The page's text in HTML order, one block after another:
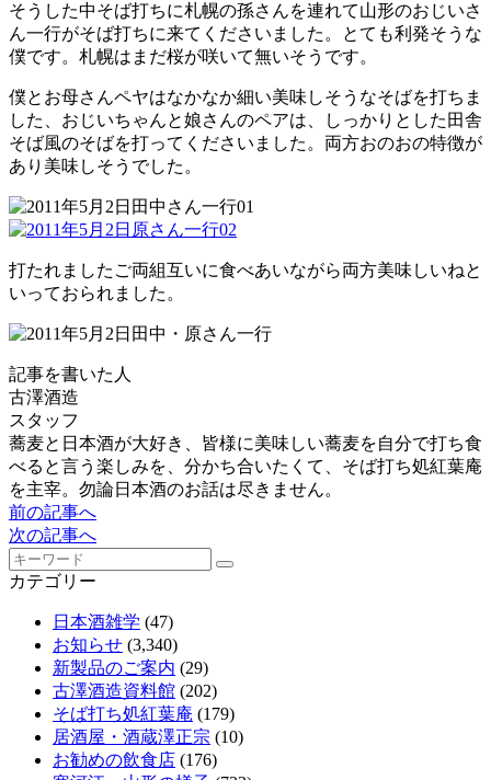
そうした中そば打ちに札幌の孫さんを連れて山形のおじいさ
ん一行がそば打ちに来てくださいました。とても利発そうな
僕です。札幌はまだ桜が咲いて無いそうです。
僕とお母さんペヤはなかなか細い美味しそうなそばを打ちま
した、おじいちゃんと娘さんのペアは、しっかりとした田舎
そば風のそばを打ってくださいました。両方おのおの特徴が
あり美味しそうでした。
打たれましたご両組互いに食べあいながら両方美味しいねと
いっておられました。
記事を書いた人
古澤酒造
スタッフ
蕎麦と日本酒が大好き、皆様に美味しい蕎麦を自分で打ち食
べると言う楽しみを、分かち合いたくて、そば打ち処紅葉庵
を主宰。勿論日本酒のお話は尽きません。
前の記事へ
次の記事へ
カテゴリー
日本酒雑学 (47)
お知らせ (3,340)
新製品のご案内 (29)
古澤酒造資料館 (202)
そば打ち処紅葉庵 (179)
居酒屋・酒蔵澤正宗 (10)
お勧めの飲食店 (176)